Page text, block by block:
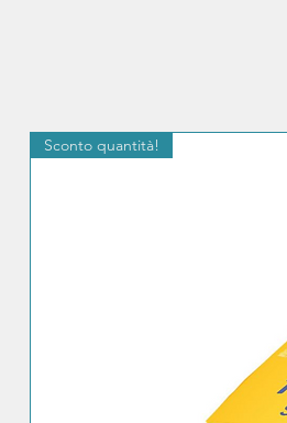
Sconto quantità!